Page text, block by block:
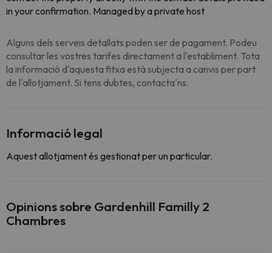
in your confirmation. Managed by a private host
Alguns dels serveis detallats poden ser de pagament. Podeu
consultar les vostres tarifes directament a l'establiment. Tota
la informació d'aquesta fitxa està subjecta a canvis per part
de l'allotjament. Si tens dubtes, contacta'ns.
Informació legal
Aquest allotjament és gestionat per un particular.
Opinions sobre Gardenhill Familly 2
Chambres